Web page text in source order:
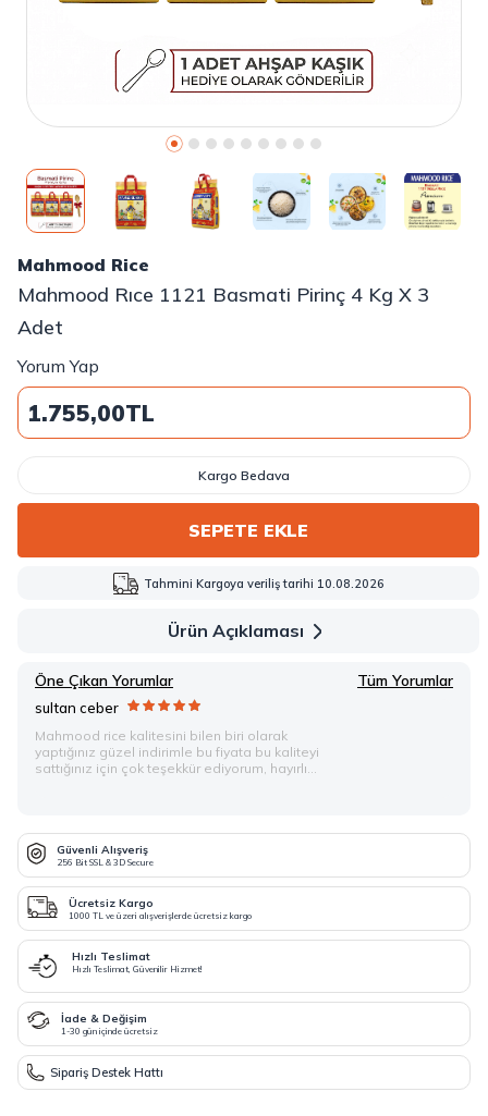
Mahmood Rice
Mahmood Rıce 1121 Basmati Pirinç 4 Kg X 3
Adet
Yorum Yap
1.755,00TL
Kargo Bedava
SEPETE EKLE
Tahmini Kargoya veriliş tarihi 10.08.2026
Ürün Açıklaması
Öne Çıkan Yorumlar Tüm Yorumlar
sultan ceber
Mahmood rice kalitesini bilen biri olarak
yaptığınız güzel indirimle bu fiyata bu kaliteyi
sattığınız için çok teşekkür ediyorum, hayırlı
Güvenli Alışveriş
256 Bit SSL & 3D Secure
Ücretsiz Kargo
1000 TL ve üzeri alışverişlerde ücretsiz kargo
Hızlı Teslimat
Hızlı Teslimat, Güvenilir Hizmet!
İade & Değişim
1-30 gün içinde ücretsiz
Sipariş Destek Hattı